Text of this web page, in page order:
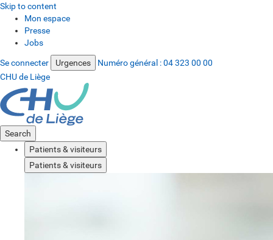
Skip to content
Mon espace
Presse
Jobs
Se connecter Urgences Numéro général :04 323 00 00
CHU de Liège
Search
Patients & visiteurs
Patients & visiteurs